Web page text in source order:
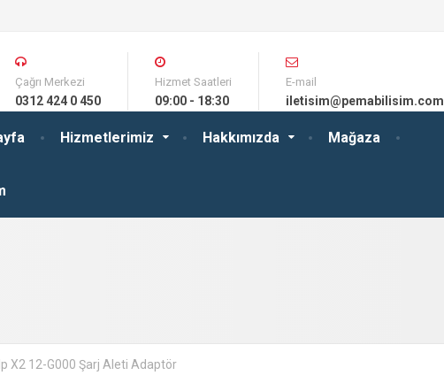
Hizmetlerimiz Hakkımızda Mağaza
Çağrı Merkezi
0312 424 0 450
Hizmet Saatleri
09:00 - 18:30
E-mail
iletisim@pemabilisim.com
X2 12-G000 Şarj Aleti Adaptör